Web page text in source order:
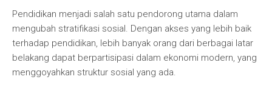
Pendidikan menjadi salah satu pendorong utama dalam
mengubah stratifikasi sosial. Dengan akses yang lebih baik
terhadap pendidikan, lebih banyak orang dari berbagai latar
belakang dapat berpartisipasi dalam ekonomi modern, yang
menggoyahkan struktur sosial yang ada.